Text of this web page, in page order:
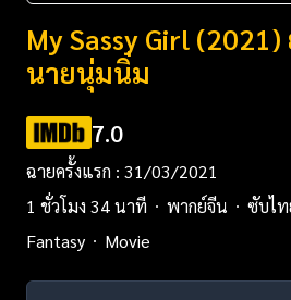
My Sassy Girl
นายนุ่มนิ่ม
7.0
ฉายครั้งแรก : 31/03/2021
1 ชั่วโมง 34 นาที
พากย์จีน ซับไ
Fantasy
Movie